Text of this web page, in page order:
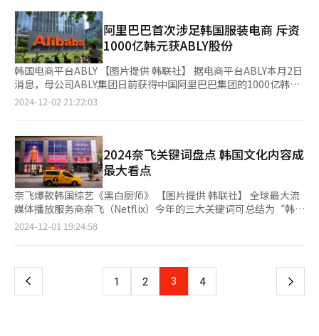
购买重要商品，而把中国电商平台用于购买季节性商品或一次性商
品。 中国电商平台销售的圣诞儿童玩具中检出有害物质超标。
【图片来源 首尔市政府】
Naver】
（4140亿韩元）、现代汽车（2432亿韩元）、新韩金融控股
（1973亿韩元）等股票也遭受外资大量抛售。与此相对，他们净
买入了SK海力士（3255亿韩元）、NAVER（2827亿韩元）和
LIGNEX1（1037亿韩元）等股票。 不仅是外籍投资者，韩国个人
投资者也在纷纷撤出股市。数据显示，个人投资者在2020年7月的
KOSPI市场交易量占比超过70%，但本月以来已降至47.43%。与
外资的行为不同，个人投资者净卖出的股票以NAVER（3204亿韩
元）、SK海力士（2586亿韩元）和三星电机（1268亿韩元）为
尤其是韩元贬值被视为限制外资流入国内股市的重要因素。12月
20日，韩元兑美元汇率一度跌破1452，创下全球金融危机以来的
新低。韩国Kiwoom证券分析师李成勋（音）表示：“当前的韩元
汇率走势将成为决定韩国股市前景的关键因素。” 20日下午，位
于首尔中区的韩亚银行交易厅显示屏上显示KOSPI和KOSDAQ指
数。【图片提供 韩联社】
上。以本月2日至9日为基准，搜索量激增的25个单词中，
与“12·3紧急戒严”事态及弹劾直接相关的单词共达15个。其
中，“弹劾”一词的搜索量就达到了20多万次。同时，“金龙
显”和“韩东勋”的搜索量也分别超过10万次，而“秋庆
镐”和“金建熙”的搜索量则均超过5万次。此外，随着全国各地
针对总统尹锡悦的弹劾集会陆续展开，“应援棒”这一关键词的搜
索量也大幅攀升，达到5万多次，较上周增长200%。 韩国最大搜
索引擎Naver数据显示，以本月4日为基准，“尹锡悦”的搜索量
会对“12·3紧急戒严”事态的高度关注。 Naver数据统计结果显
示，自2016年1月1日以来，尹锡悦的搜索量指数在多个关键节点
上出现了显著波动。其中，在其被任命为首尔中央地方检查厅长的
2017年5月19日，搜索量指数为88.9；在大选结果公布后的第二
天，即2022年3月10日，搜索量指数达到了100的峰值；此
次“12·3紧急戒严”事态后的4日，搜索量指数高达72.1，意味
着该事件对韩国社会产生了深远影响。搜索量指数作为衡量特定关
键词搜索热度的相对数值，通过将查询期间内的最高搜索量设定为
100，来直观反映其他时间点的搜索量相对于最高点的比例，从而
阿里巴巴首次涉足韩国服装电商 斥资
1000亿韩元获ABLY股份
韩国电商平台ABLY 【图片提供 韩联社】 据电商平台ABLY本月2日
消息，母公司ABLY集团日前获得中国阿里巴巴集团的1000亿韩元
（约合人民币5.1亿元）投资，这是该平台吸引的首笔国际投资。
投资，企业价值增加至3万亿韩元，跻身“独角兽”企业名单。 这
是继去年12月，Naver旗下限量商品交易平台Cream后，韩国再次
诞生“独角兽”企业。 ABLY称，在全球资本市场获得积极评价主
要是由于韩国时装（K-fashion）全球知名度不断上升，韩国卖家
在海外积极开拓市场，平台交易额从2021年的7000亿韩元有望增
加至今年的2万多亿韩元，发展势头迅猛和稳健的财务结构等。
ABLY计划以此次吸引阿里巴巴投资为开端，继续从美国硅谷和海
外主权财富基金处获取1000亿韩元的投资。 ABLY是流媒体平
台“Watcha”共同创始人姜锡勋（音）于2018年创立的服装时尚
台“amood”。 去年，ABLY销售规模为2595亿韩元，创下成立
以来的新高，营业利润为33亿韩元，首次实现年度盈余。去年实现
2024-12-02 21:22:03
2024奈飞关键词盘点 韩国文化内容成
最大看点
奈飞爆款韩国综艺《黑白厨师》 【图片提供 韩联社】 全球最大流
媒体播放服务商奈飞（Netflix）今年的三大关键词可总结为“韩国
文化内容”、“跨界合作”和“直播。” 韩国文化内容（k-
爆款综艺《黑白厨师：料理阶级战争》，到即将于本月26日公开的
月上线的《黑白厨师》成为奈飞今年最具话题性的原创综艺，播出
伊始便收获如潮好评，结束后热度也在持续发酵。《黑白厨师》连
2024-12-01 19:24:58
上
页
1 2 3 4 下